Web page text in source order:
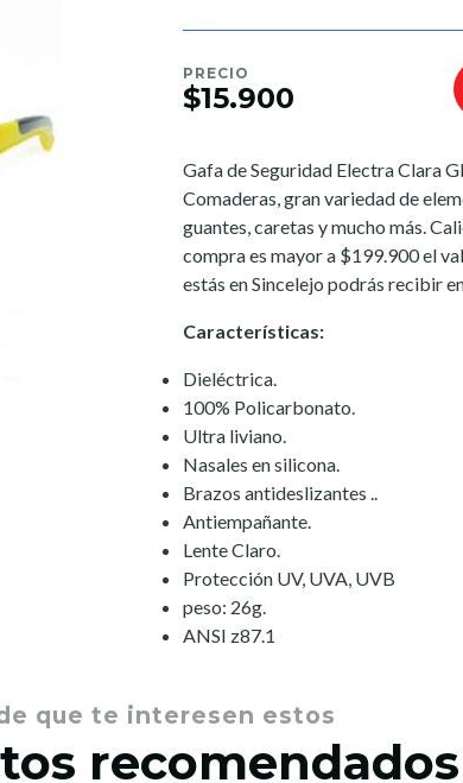
PRECIO
$15.900
Gafa de Seguridad Electra Clara
Comaderas, gran variedad de
guantes, caretas y mucho más.
compra es mayor a $199.900 el
estás en Sincelejo podrás recibir
Características:
Dieléctrica.
100% Policarbonato.
Ultra liviano.
Nasales en silicona.
Brazos antideslizantes ..
Antiempañante.
Lente Claro.
Protección UV, UVA, UVB
peso: 26g.
ANSI z87.1
que te interesen estos
recomendados